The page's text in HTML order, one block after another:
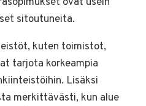
sitoutuneita.
kuten toimistot,
tarjota korkeampia
Lisäksi
merkittävästi, kun alue